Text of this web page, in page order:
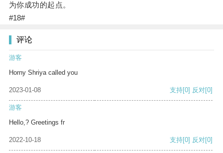
为你成功的起点。
#18#
评论
游客
Horny Shriya called you
2023-01-08 支持[0] 反对[0]
游客
Hello,? Greetings fr
2022-10-18 支持[0] 反对[0]